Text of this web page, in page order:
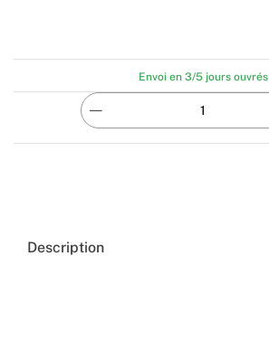
Envoi en 3/5 jours ouvrés
Description